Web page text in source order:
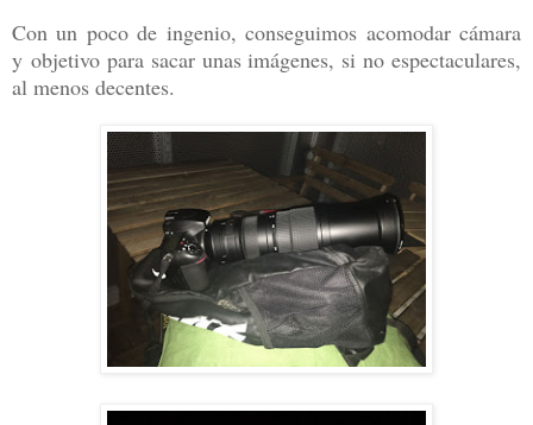
Con un poco de ingenio, conseguimos acomodar cámara
y objetivo para sacar unas imágenes, si no espectaculares,
al menos decentes.